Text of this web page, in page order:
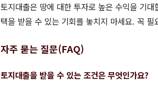
토지대출은 땅에 대한 투자로 높은 수익을 기
택을 받을 수 있는 기회를 놓치지 마세요. 꼭
자주 묻는 질문(FAQ)
토지대출을 받을 수 있는 조건은 무엇인가요?